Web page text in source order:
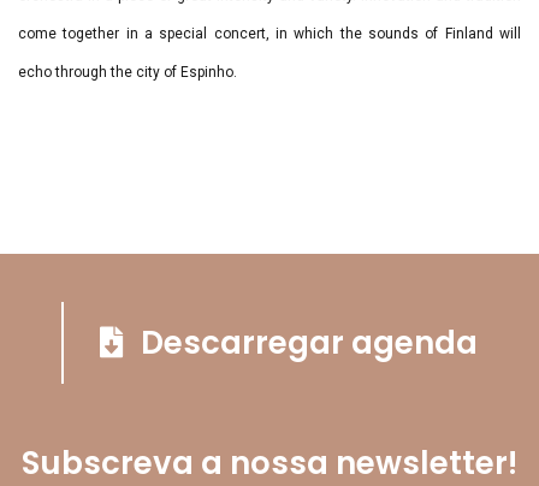
come together in a special concert, in which the sounds of Finland will
echo through the city of Espinho.
Subscreva a nossa newsletter!
Descarregar agenda